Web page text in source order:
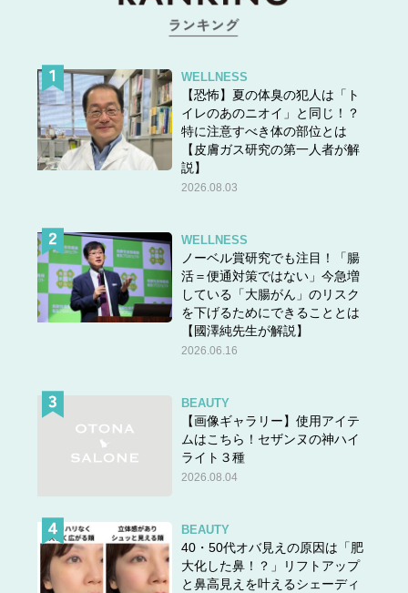
WELLNESS
【恐怖】夏の体臭の犯人は「ト
イレのあのニオイ」と同じ！？
特に注意すべき体の部位とは
【皮膚ガス研究の第一人者が解
説】
2026.08.03
WELLNESS
ノーベル賞研究でも注目！「腸
活＝便通対策ではない」今急増
している「大腸がん」のリスク
を下げるためにできることとは
【國澤純先生が解説】
2026.06.16
BEAUTY
【画像ギャラリー】使用アイテ
ムはこちら！セザンヌの神ハイ
ライト３種
2026.08.04
BEAUTY
40・50代オバ見えの原因は「肥
大化した鼻！？」リフトアップ
と鼻高見えを叶えるシェーディ